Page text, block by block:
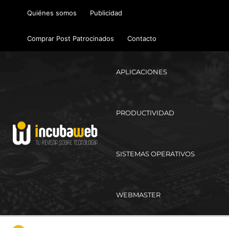
Quiénes somos Publicidad
Comprar Post Patrocinados Contacto
APLICACIONES
PRODUCTIVIDAD
SISTEMAS OPERATIVOS
WEBMASTER